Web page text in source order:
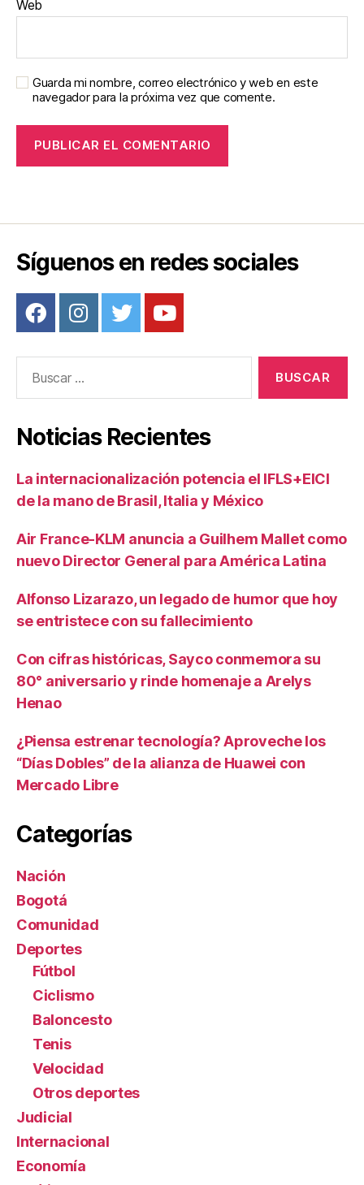
Web
Guarda mi nombre, correo electrónico y web en este
navegador para la próxima vez que comente.
Síguenos en redes sociales
Noticias Recientes
La internacionalización potencia el IFLS+EICI
de la mano de Brasil, Italia y México
Air France-KLM anuncia a Guilhem Mallet como
nuevo Director General para América Latina
Alfonso Lizarazo, un legado de humor que hoy
se entristece con su fallecimiento
Con cifras históricas, Sayco conmemora su
80° aniversario y rinde homenaje a Arelys
Henao
¿Piensa estrenar tecnología? Aproveche los
“Días Dobles” de la alianza de Huawei con
Mercado Libre
Categorías
Nación
Bogotá
Comunidad
Deportes
Fútbol
Ciclismo
Baloncesto
Tenis
Velocidad
Otros deportes
Judicial
Internacional
Economía